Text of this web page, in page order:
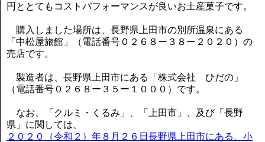
円ととてもコストパフォーマンスが良いお土産菓子です。
購入しました場所は、長野県上田市の別所温泉にある
「中松屋旅館」（電話番号０２６８ー３８ー２０２０）の
売店です。
製造者は、長野県上田市にある「株式会社 ひだの」
（電話番号０２６８ー３５ー１０００）です。
なお、「クルミ・くるみ」、「上田市」、及び「長野
県」に関しては、
２０２０（令和２）年８月２６日長野県上田市にある、小